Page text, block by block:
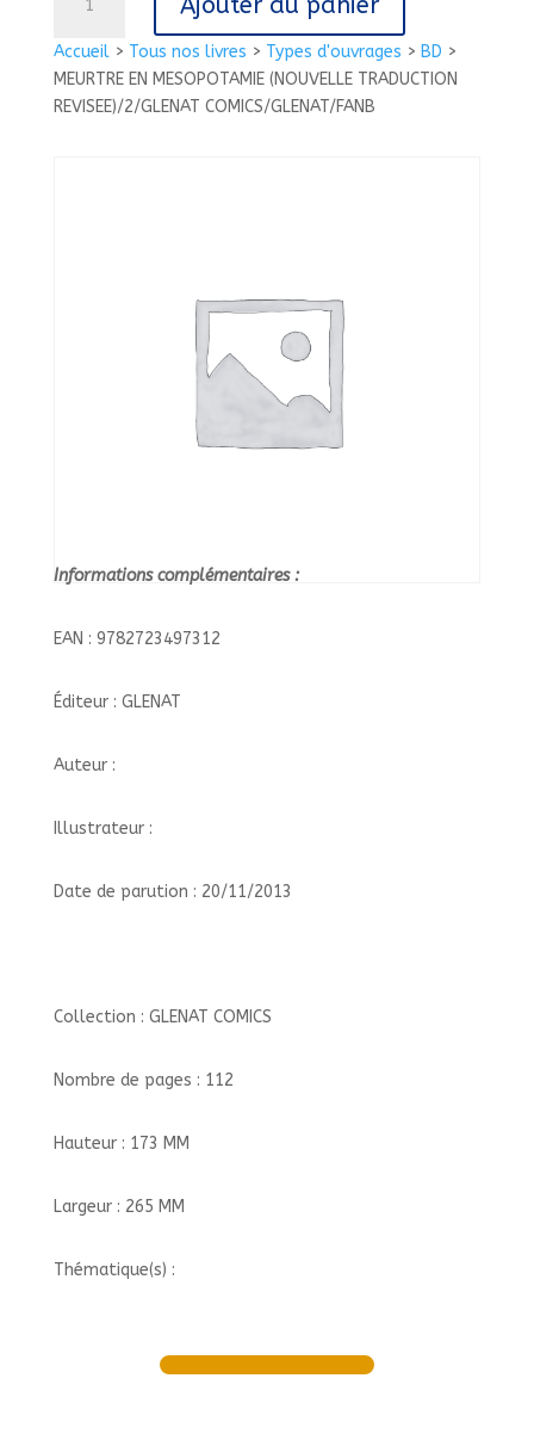
Accueil> Tous nos livres > Types d'ouvrages > BD >
MEURTRE EN MESOPOTAMIE (NOUVELLE TRADUCTION
REVISEE)/2/GLENAT COMICS/GLENAT/FANB
MEURTRE
EN
MESOPOTAMIE
Informations complémentaires :
EAN : 9782723497312
Éditeur : GLENAT
Auteur :
Illustrateur :
Date de parution : 20/11/2013
Collection : GLENAT COMICS
Nombre de pages : 112
Hauteur : 173 MM
Largeur : 265 MM
Thématique(s) :